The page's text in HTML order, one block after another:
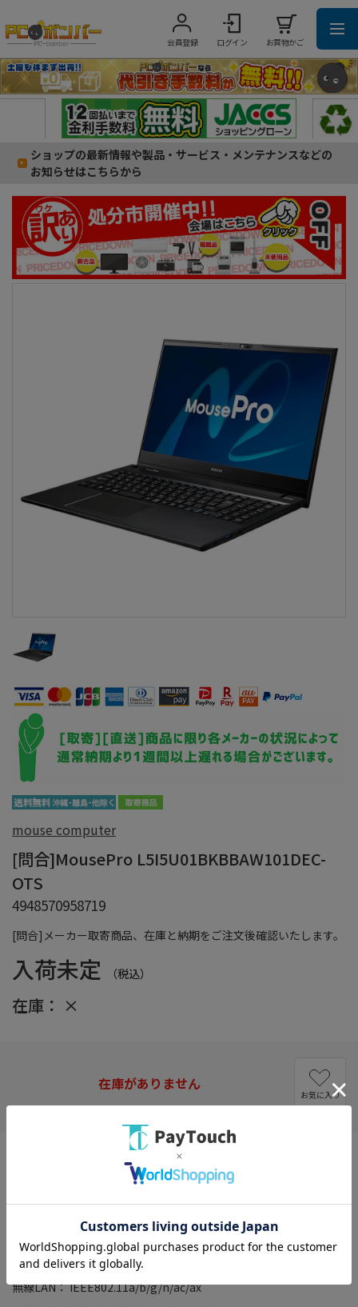
会員登録 ログイン お買物かご
ショップの最新情報や製品・サービス・メンテナンスなどの
お知らせはこちらから
[問合]メーカー取寄商品、在庫と納期をご注文後確認いたします。
mouse computer
[問合]MousePro L5I5U01BKBBAW101DEC-
OTS
4948570958719
入荷未定 （税込）
在庫： ×
在庫がありません
お気に入り
CPU： 第12世代 インテル Core i5 1235U(Alder Lake)/10コア
画面サイズ： 15.6型(インチ)
解像度： フルHD(1920x1080)
アスペクト比： 16：9
メモリ容量： 16GB
ビデオチップ： Intel UHD Graphics
OS： Windows 11 Pro 64bit
無線LAN： IEEE802.11a/b/g/n/ac/ax